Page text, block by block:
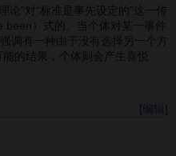
论”对“标准是事先设定的”这一传
）式的。当个体对某一事件
强调有一种由于没有选择另一个方
的结果，个体则会产生喜悦
[编辑